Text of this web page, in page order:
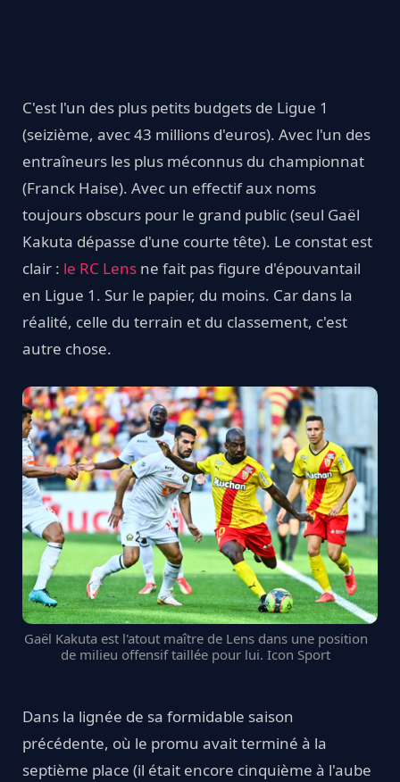
C'est l'un des plus petits budgets de Ligue 1
(seizième, avec 43 millions d'euros). Avec l'un des
entraîneurs les plus méconnus du championnat
(Franck Haise). Avec un effectif aux noms
toujours obscurs pour le grand public (seul Gaël
Kakuta dépasse d'une courte tête). Le constat est
clair : le RC Lens ne fait pas figure d'épouvantail
en Ligue 1. Sur le papier, du moins. Car dans la
réalité, celle du terrain et du classement, c'est
autre chose.
Gaël Kakuta est l'atout maître de Lens dans une position
de milieu offensif taillée pour lui. Icon Sport
Dans la lignée de sa formidable saison
précédente, où le promu avait terminé à la
septième place (il était encore cinquième à l'aube